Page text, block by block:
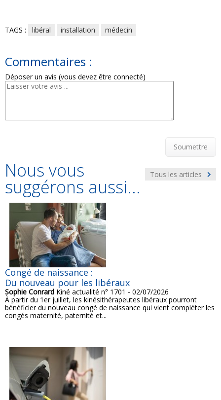
TAGS : libéral installation médecin
Commentaires :
Déposer un avis (vous devez être connecté)
Soumettre
Tous les articles
Nous vous
suggérons aussi...
Congé de naissance :
Du nouveau pour les libéraux
Sophie Conrard Kiné actualité n° 1701 - 02/07/2026
À partir du 1er juillet, les kinésithérapeutes libéraux pourront
bénéficier du nouveau congé de naissance qui vient compléter les
congés maternité, paternité et...